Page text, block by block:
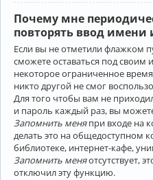
Почему мне
повторять ввод имени
Если вы не отметили флажком
сможете оставаться под
некоторое ограниченное
никто другой не смог
Для того чтобы вам не
и пароль каждый раз, вы
Запомнить меняпри входе на
делать это на общедоступном
библиотеке, интернет-кафе,
Запомнить меняотсутствует,
отключил эту функцию.